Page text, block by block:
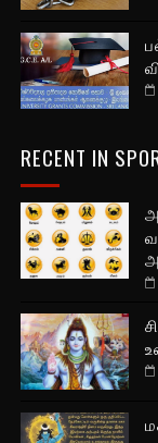
RECENT IN